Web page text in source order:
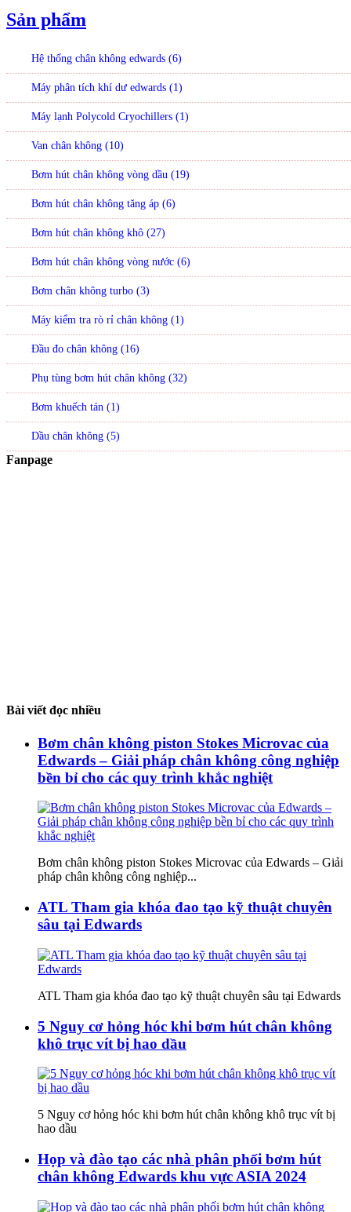
Sản phẩm
Hệ thống chân không edwards (6)
Máy phân tích khí dư edwards (1)
Máy lạnh Polycold Cryochillers (1)
Van chân không (10)
Bơm hút chân không vòng dầu (19)
Bơm hút chân không tăng áp (6)
Bơm hút chân không khô (27)
Bơm hút chân không vòng nước (6)
Bơm chân không turbo (3)
Máy kiểm tra rò rỉ chân không (1)
Đầu đo chân không (16)
Phụ tùng bơm hút chân không (32)
Bơm khuếch tán (1)
Dầu chân không (5)
Fanpage
Bài viết đọc nhiều
Bơm chân không piston Stokes Microvac của
Edwards – Giải pháp chân không công nghiệp
bền bỉ cho các quy trình khắc nghiệt
Bơm chân không piston Stokes Microvac của Edwards – Giải
pháp chân không công nghiệp...
ATL Tham gia khóa đao tạo kỹ thuật chuyên
sâu tại Edwards
ATL Tham gia khóa đao tạo kỹ thuật chuyên sâu tại Edwards
5 Nguy cơ hỏng hóc khi bơm hút chân không
khô trục vít bị hao dầu
5 Nguy cơ hỏng hóc khi bơm hút chân không khô trục vít bị
hao dầu
Họp và đào tạo các nhà phân phối bơm hút
chân không Edwards khu vực ASIA 2024